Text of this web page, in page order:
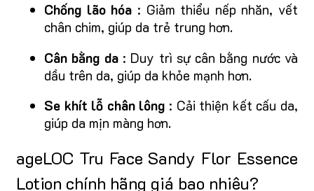
Chống lão hóa : Giảm thiểu nếp nhăn, vết
chân chim, giúp da trẻ trung hơn.
Cân bằng da : Duy trì sự cân bằng nước và
dầu trên da, giúp da khỏe mạnh hơn.
Se khít lỗ chân lông : Cải thiện kết cấu da,
giúp da mịn màng hơn.
ageLOC Tru Face Sandy Flor Essence
Lotion chính hãng giá bao nhiêu?